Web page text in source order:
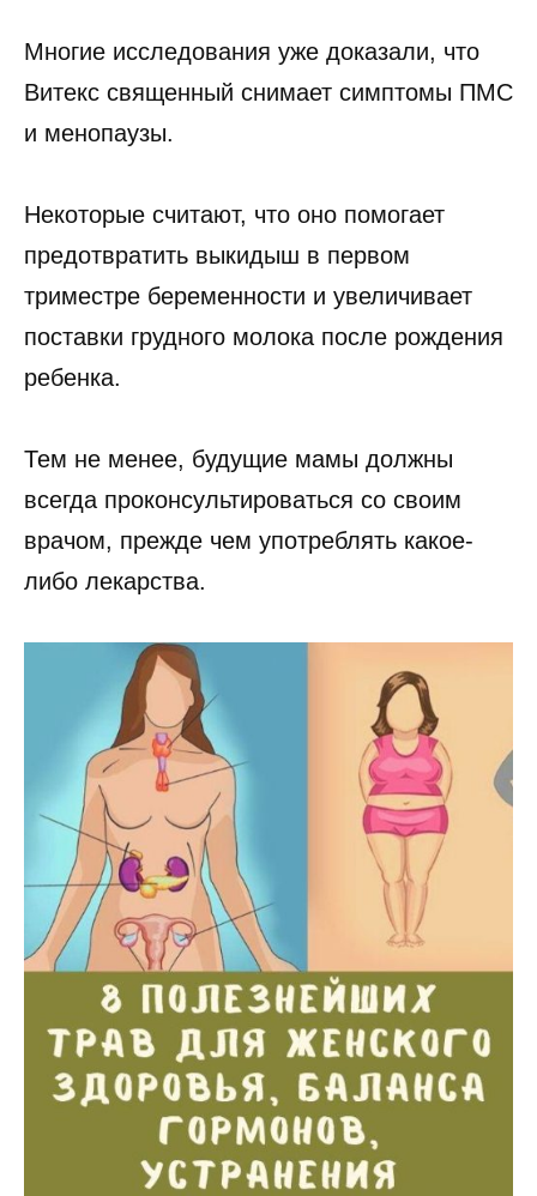
Многие исследования уже доказали, что
Витекс священный снимает симптомы ПМС
и менопаузы.
Некоторые считают, что оно помогает
предотвратить выкидыш в первом
триместре беременности и увеличивает
поставки грудного молока после рождения
ребенка.
Тем не менее, будущие мамы должны
всегда проконсультироваться со своим
врачом, прежде чем употреблять какое-
либо лекарства.